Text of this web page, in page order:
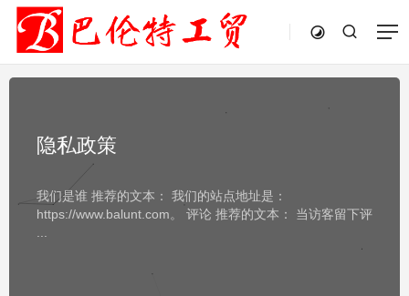
隐私政策
我们是谁 推荐的文本： 我们的站点地址是：
https://www.balunt.com。 评论 推荐的文本： 当访客留下评